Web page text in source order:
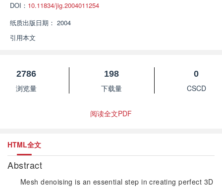
DOI： 10.11834/jig.2004011254
纸质出版日期： 2004
引用本文
2786
浏览量
198
下载量
0
CSCD
阅读全文PDF
HTML全文
Abstract
Mesh denoising is an essential step in creating perfect 3D